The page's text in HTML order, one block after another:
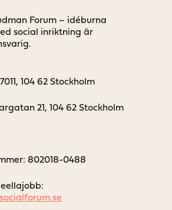
Forum – idéburna
social inriktning är
104 62 Stockholm
21, 104 62 Stockholm
802018-0488